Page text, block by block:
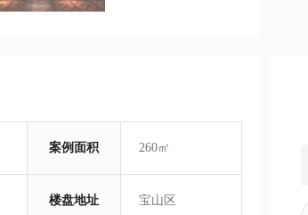
案例面积 260㎡
楼盘地址 宝山区